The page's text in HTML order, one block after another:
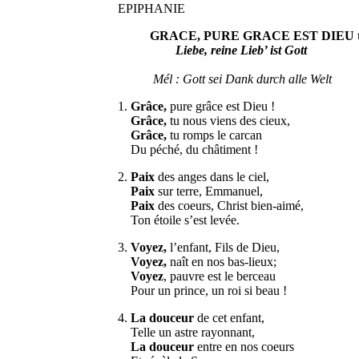
EPIPHANIE
GRACE, PURE GRACE EST DIEU
Liebe, reine Lieb’ ist Gott
Mél : Gott sei Dank durch alle Welt
1.Grâce, pure grâce est Dieu !
Grâce, tu nous viens des cieux,
Grâce, tu romps le carcan
Du péché, du châtiment !
2.Paix des anges dans le ciel,
Paixsur terre, Emmanuel,
Paixdes coeurs, Christ bien-aimé,
Ton étoile s’est levée.
3.Voyez, l’enfant, Fils de Dieu,
Voyez, naît en nos bas-lieux;
Voyez, pauvre est le berceau
Pour un prince, un roi si beau !
4.La douceur de cet enfant,
Telle un astre rayonnant,
La douceur entre en nos coeurs